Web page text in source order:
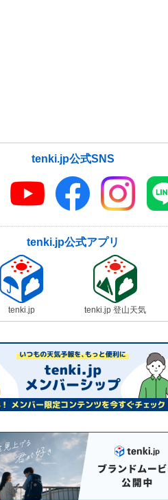
tenki.jp公式SNS
tenki.jp公式アプリ
tenki.jp tenki.jp 登山天気